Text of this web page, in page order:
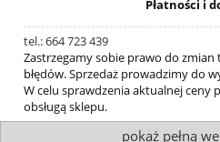
Płatności i
tel.: 664 723 439
Zastrzegamy sobie prawo do
błędów. Sprzedaż prowadzimy do
W celu sprawdzenia aktualnej
obsługą sklepu.
pokaż pełną